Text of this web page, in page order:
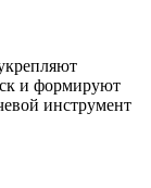
и формируют
инструмент